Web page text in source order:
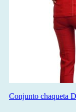
Conjunto chaqueta